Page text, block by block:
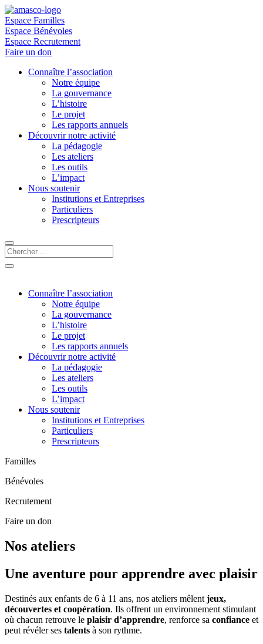
Espace Familles
Espace Bénévoles
Espace Recrutement
Faire un don
Connaître l’association
Notre équipe
La gouvernance
L’histoire
Le projet
Les rapports annuels
Découvrir notre activité
La pédagogie
Les ateliers
Les outils
L’impact
Nous soutenir
Institutions et Entreprises
Particuliers
Prescripteurs
Connaître l’association
Notre équipe
La gouvernance
L’histoire
Le projet
Les rapports annuels
Découvrir notre activité
La pédagogie
Les ateliers
Les outils
L’impact
Nous soutenir
Institutions et Entreprises
Particuliers
Prescripteurs
Familles
Bénévoles
Recrutement
Faire un don
Nos ateliers
Une aventure pour apprendre avec plaisir
Destinés aux enfants de 6 à 11 ans, nos ateliers mêlent jeux,
découvertes et coopération. Ils offrent un environnement stimulant
où chacun retrouve le plaisir d’apprendre, renforce sa confiance et
peut révéler ses talents à son rythme.